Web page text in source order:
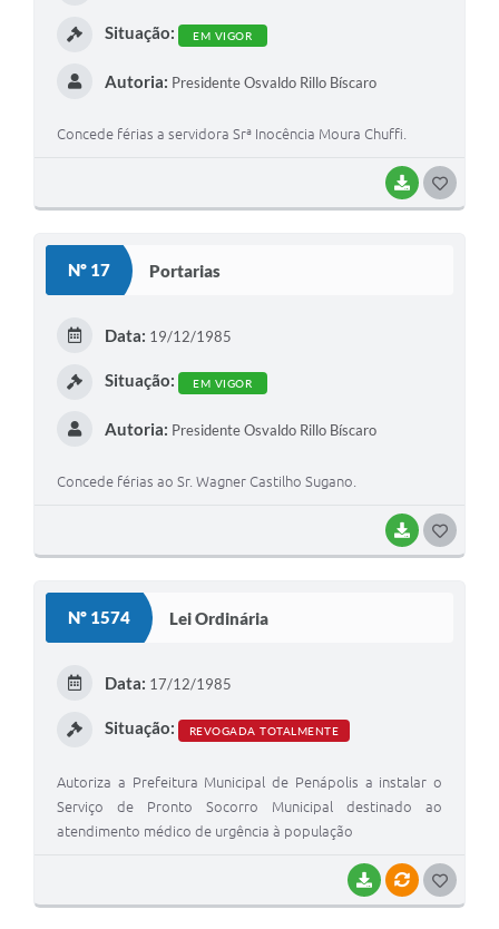
BAIXAR
Situação: EM VIGOR
Autoria: Presidente Osvaldo Rillo Bíscaro
Concede férias a servidora Srª Inocência Moura Chuffi.
Nº 17 Portarias
BAIXAR
Data: 19/12/1985
Situação: EM VIGOR
Autoria: Presidente Osvaldo Rillo Bíscaro
Concede férias ao Sr. Wagner Castilho Sugano.
Nº 1574 Lei Ordinária
BAIXARVÍNCULOS
Data: 17/12/1985
Situação: REVOGADA TOTALMENTE
Autoriza a Prefeitura Municipal de Penápolis a instalar o
Serviço de Pronto Socorro Municipal destinado ao
atendimento médico de urgência à população